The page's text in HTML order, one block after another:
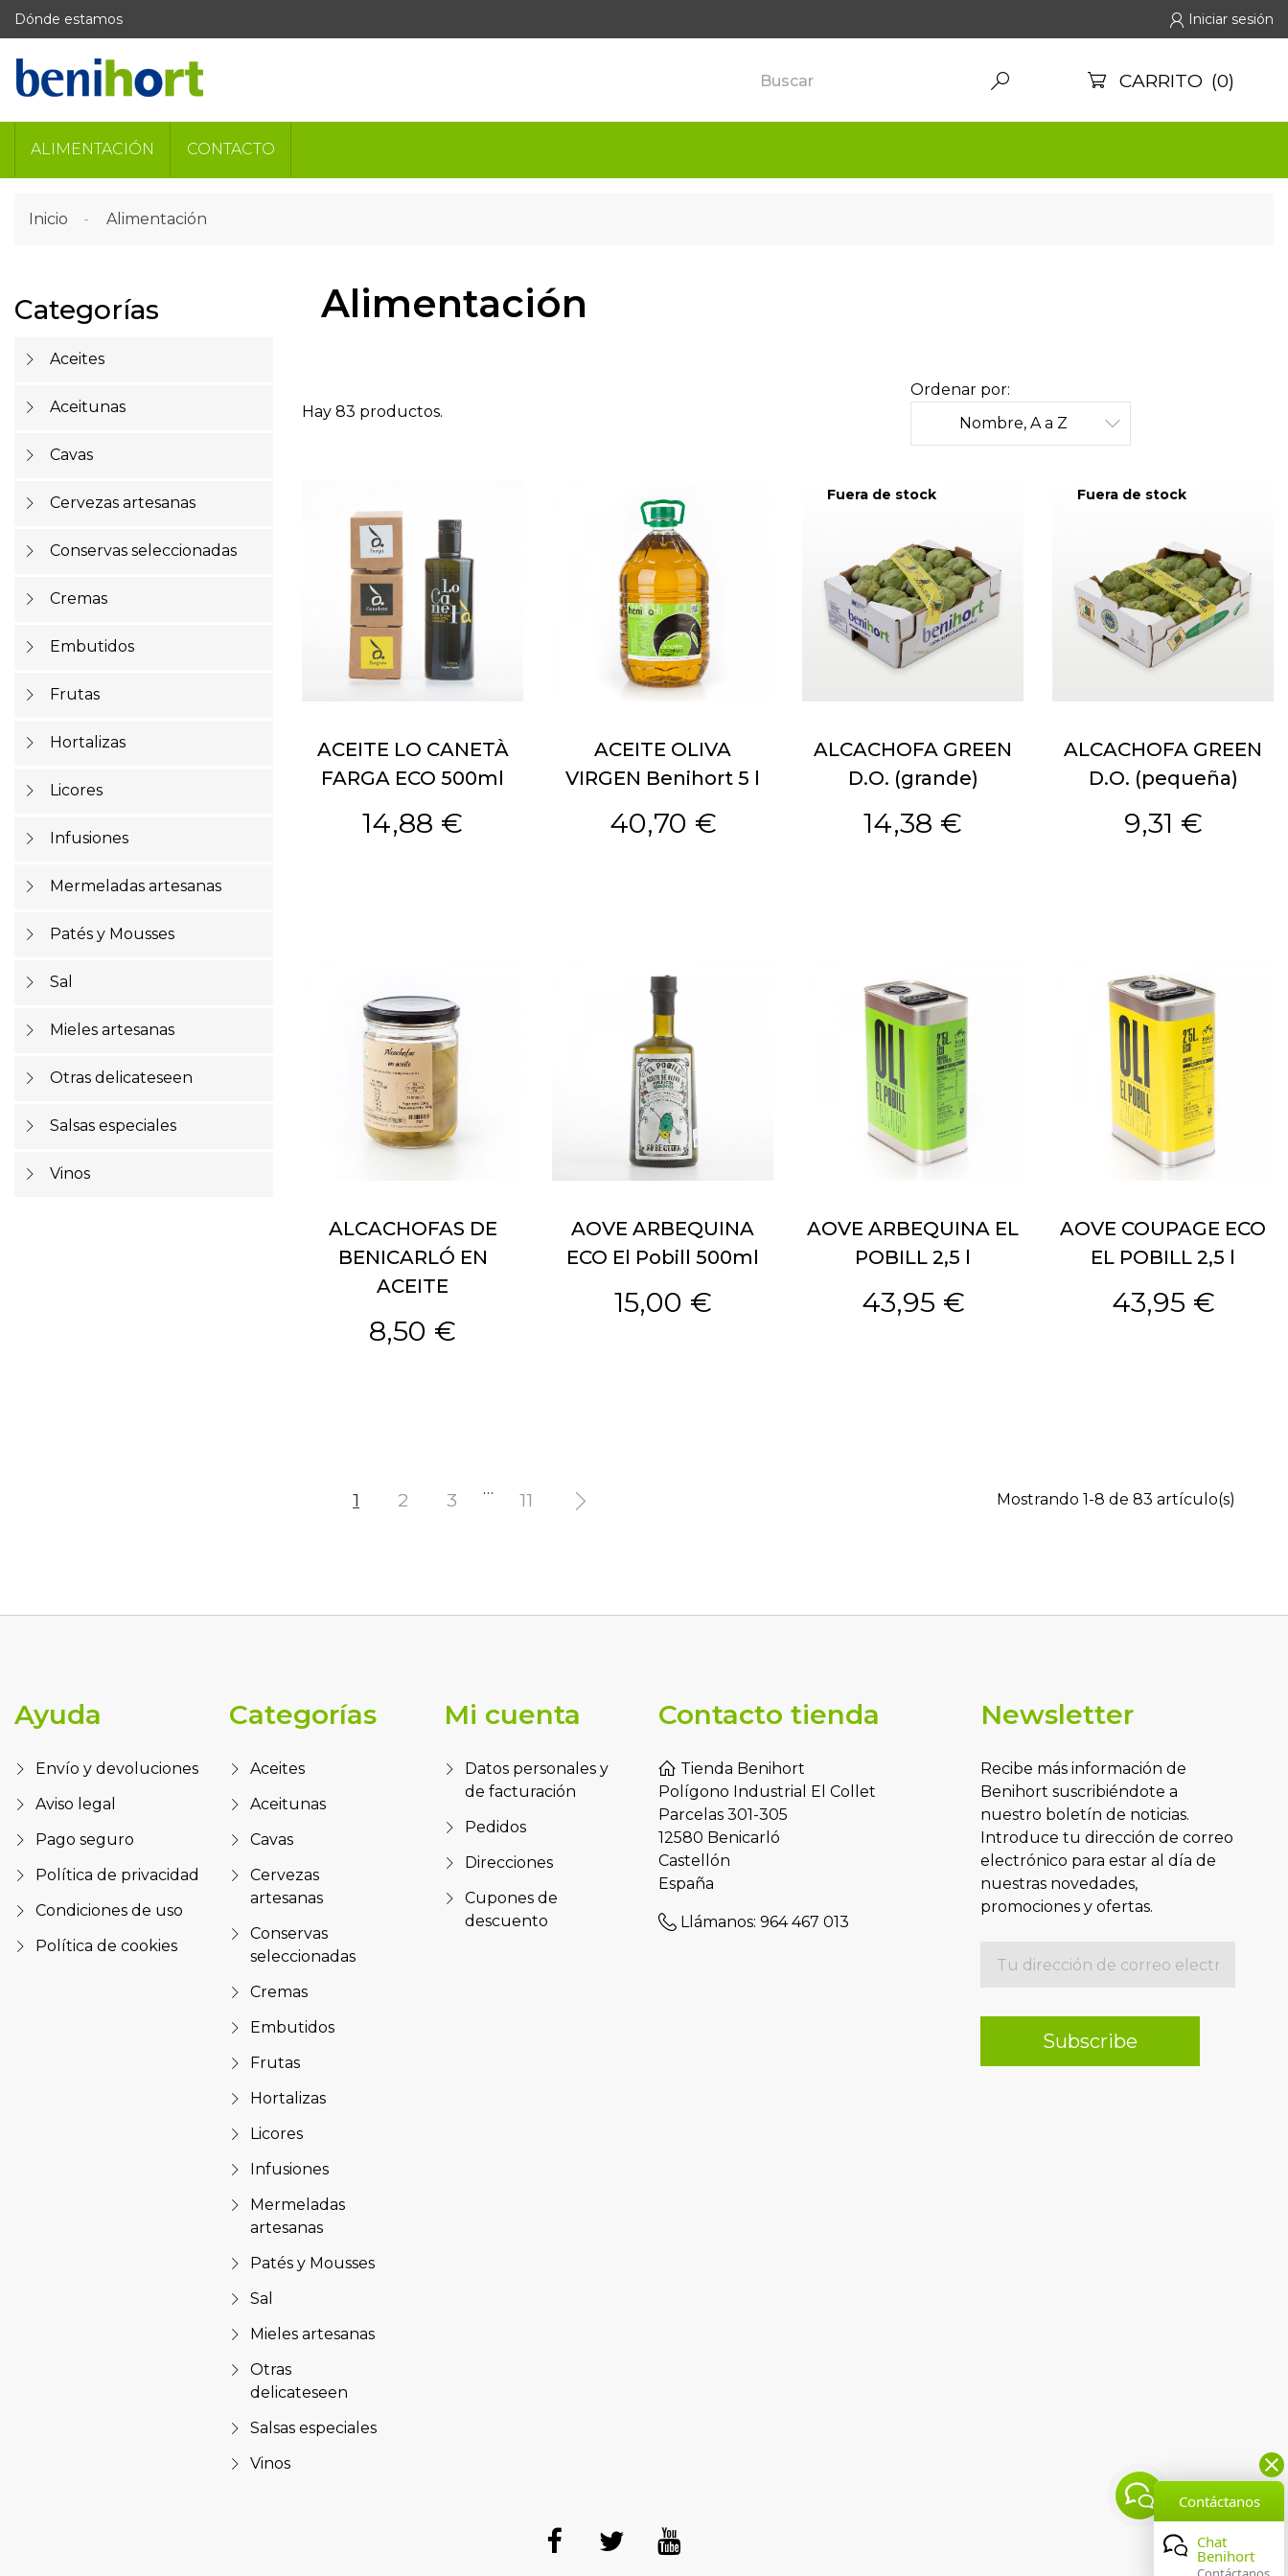
Dónde estamos  Iniciar sesión
  CARRITO (0)
ALIMENTACIÓN CONTACTO
Inicio Alimentación
Categorías
Aceites
Aceitunas
Cavas
Cervezas artesanas
Conservas seleccionadas
Cremas
Embutidos
Frutas
Hortalizas
Licores
Infusiones
Mermeladas artesanas
Patés y Mousses
Sal
Mieles artesanas
Otras delicateseen
Salsas especiales
Vinos
Alimentación
Hay 83 productos.
Ordenar por:
Nombre, A a Z

ACEITE LO CANETÀ
FARGA ECO 500ml
14,88 €
ACEITE OLIVA
VIRGEN Benihort 5 l
40,70 €
Fuera de stock
ALCACHOFA GREEN
D.O. (grande)
14,38 €
Fuera de stock
ALCACHOFA GREEN
D.O. (pequeña)
9,31 €
ALCACHOFAS DE
BENICARLÓ EN
ACEITE
8,50 €
AOVE ARBEQUINA
ECO El Pobill 500ml
15,00 €
AOVE ARBEQUINA EL
POBILL 2,5 l
43,95 €
AOVE COUPAGE ECO
EL POBILL 2,5 l
43,95 €
Mostrando 1-8 de 83 artículo(s)
1 2 3 … 11 
Ayuda
Envío y devoluciones
Aviso legal
Pago seguro
Política de privacidad
Condiciones de uso
Política de cookies
Categorías
Aceites
Aceitunas
Cavas
Cervezas
artesanas
Conservas
seleccionadas
Cremas
Embutidos
Frutas
Hortalizas
Licores
Infusiones
Mermeladas
artesanas
Patés y Mousses
Sal
Mieles artesanas
Otras
delicateseen
Salsas especiales
Vinos
Mi cuenta
Datos personales y
de facturación
Pedidos
Direcciones
Cupones de
descuento
Contacto tienda
Tienda Benihort
Polígono Industrial El Collet
Parcelas 301-305
12580 Benicarló
Castellón
España
Llámanos: 964 467 013
Newsletter
Recibe más información de
Benihort suscribiéndote a
nuestro boletín de noticias.
Introduce tu dirección de correo
electrónico para estar al día de
nuestras novedades,
promociones y ofertas.
Contáctanos
Chat
Benihort